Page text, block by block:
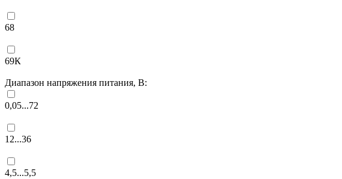
68
69К
Диапазон напряжения питания, В:
0,05...72
12...36
4,5...5,5